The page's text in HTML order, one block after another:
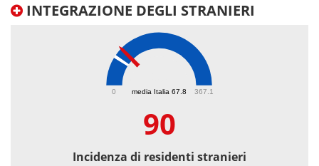
INTEGRAZIONE DEGLI STRANIERI
media Italia 67.8
0 367.1
90
Incidenza di residenti stranieri